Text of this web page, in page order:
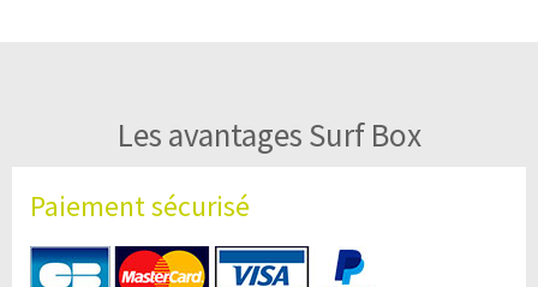
Les avantages Surf Box
Paiement sécurisé